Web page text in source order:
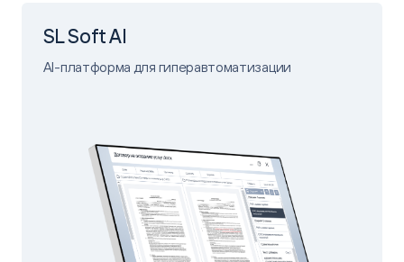
SL Soft AI
AI-платформа для гиперавтоматизации